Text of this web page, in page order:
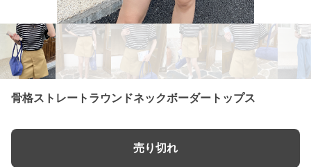
骨格ストレートラウンドネックボーダートップス
売り切れ